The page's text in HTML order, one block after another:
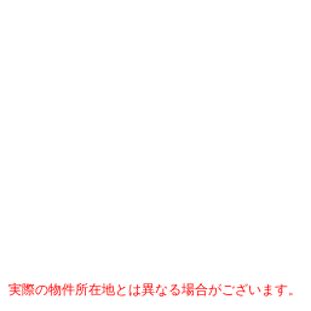
際の物件所在地とは異なる場合がございます。